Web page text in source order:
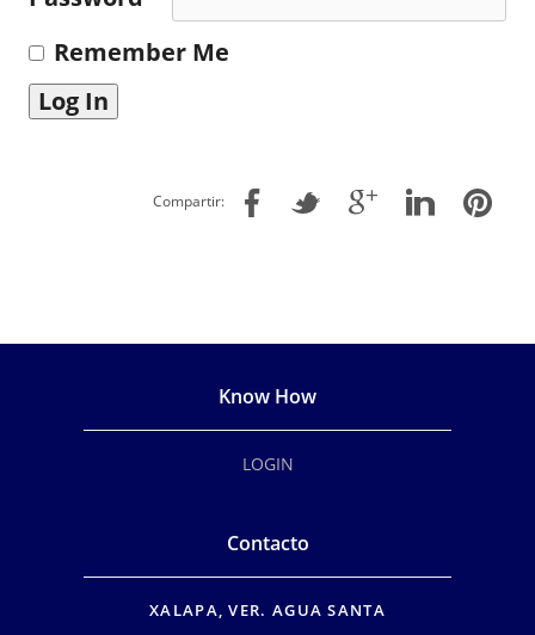
Remember Me
Compartir:
Know How
LOGIN
Contacto
XALAPA, VER. AGUA SANTA